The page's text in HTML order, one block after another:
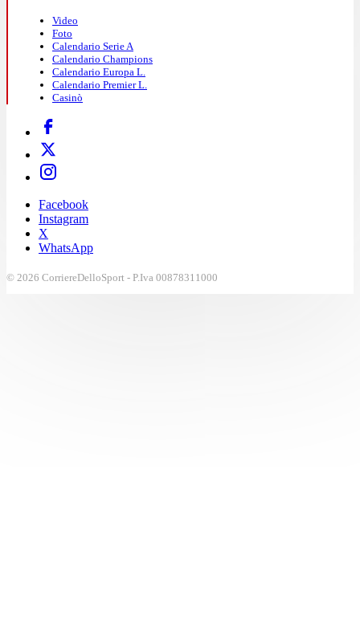
Video
Foto
Calendario Serie A
Calendario Champions
Calendario Europa L.
Calendario Premier L.
Casinò
Facebook
Instagram
X
WhatsApp
© 2026 CorriereDelloSport - P.Iva 00878311000